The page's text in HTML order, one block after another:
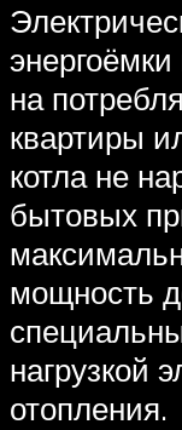
на
квартиры
котла не
бытовых
мощность
нагрузкой
отопления.